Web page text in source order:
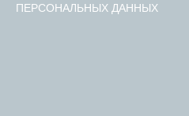
ПЕРСОНАЛЬНЫХ ДАННЫХ